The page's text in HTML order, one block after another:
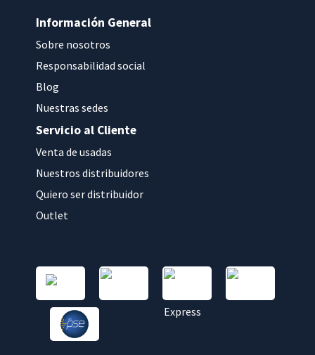
Información General
Sobre nosotros
Responsabilidad social
Blog
Nuestras sedes
Servicio al Cliente
Venta de usadas
Nuestros distribuidores
Quiero ser distribuidor
Outlet